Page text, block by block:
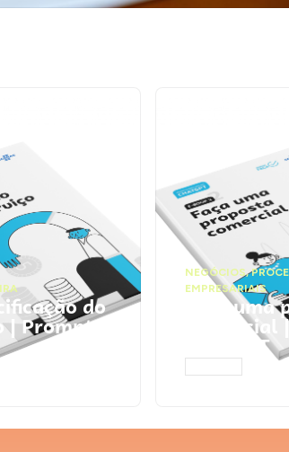
do
| Prompts
NEGÓCIOS,
EMPRESARIAIS
Faça uma
ChatGPT